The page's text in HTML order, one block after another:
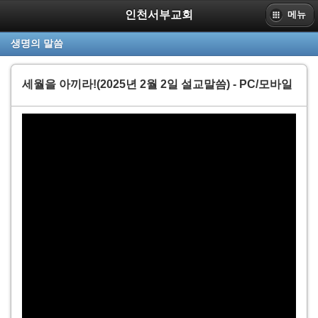
인천서부교회 메뉴
생명의 말씀
세월을 아끼라!(2025년 2월 2일 설교말씀) - PC/모바일
www.sbpc.or.kr
인천서부교회